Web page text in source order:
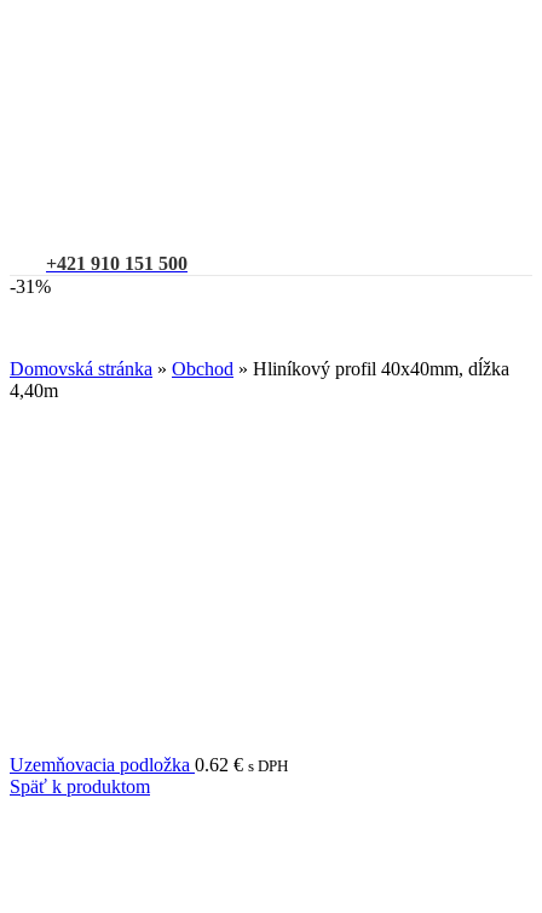
+421 910 151 500
-31%
Domovská stránka » Obchod » Hliníkový profil 40x40mm, dĺžka
4,40m
Uzemňovacia podložka 0.62 € s DPH
Späť k produktom